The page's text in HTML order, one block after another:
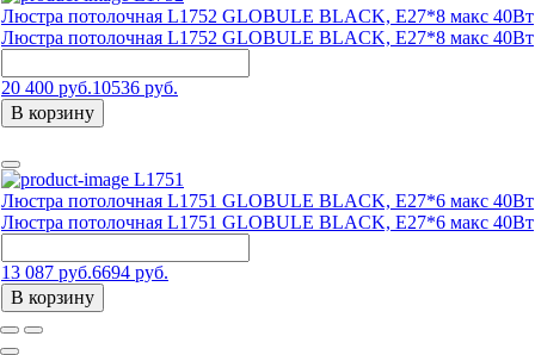
Люстра потолочная L1752 GLOBULE BLACK, E27*8 макс 40Вт
Люстра потолочная L1752 GLOBULE BLACK, E27*8 макс 40Вт
20 400 руб.10536 руб.
В корзину
L1751
Люстра потолочная L1751 GLOBULE BLACK, E27*6 макс 40Вт
Люстра потолочная L1751 GLOBULE BLACK, E27*6 макс 40Вт
13 087 руб.6694 руб.
В корзину